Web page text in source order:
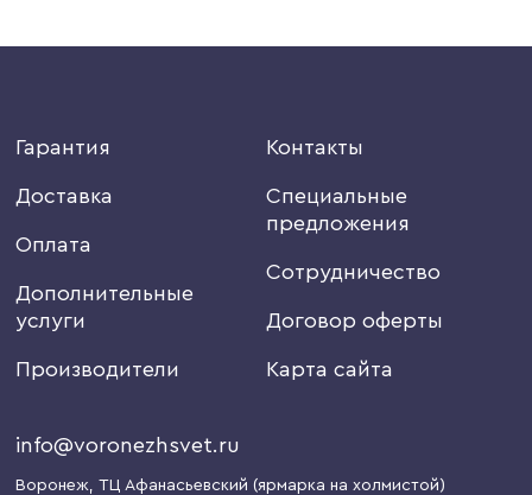
Гарантия
Доставка
Оплата
Дополнительные
услуги
Производители
Контакты
Специальные
предложения
Сотрудничество
Договор оферты
Карта сайта
info@voronezhsvet.ru
Воронеж, ТЦ Афанасьевский (ярмарка на холмистой)